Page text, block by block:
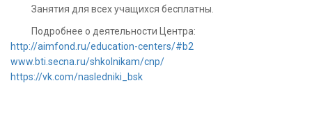
Занятия для всех учащихся бесплатны.
Подробнее о деятельности Центра:
http://aimfond.ru/education-centers/#b2
www.bti.secna.ru/shkolnikam/cnp/
https://vk.com/nasledniki_bsk